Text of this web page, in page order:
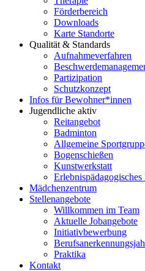
Förderbereich
Downloads
Karte Standorte
Qualität & Standards
Aufnahmeverfahren
Partizipation
Schutzkonzept
Infos für Bewohner*innen
Jugendliche aktiv
Reitangebot
Badminton
Allgemeine
Bogenschießen
Kunstwerkstatt
Mädchenzentrum
Stellenangebote
Willkommen im Team
Aktuelle Jobangebote
Initiativbewerbung
Praktika
Kontakt